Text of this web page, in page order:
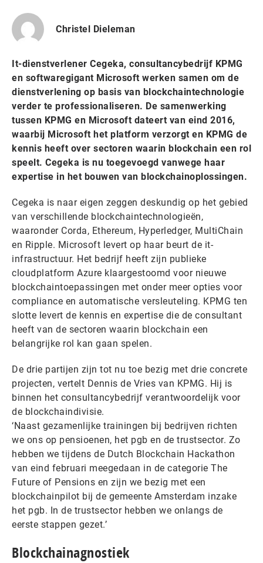
Christel Dieleman
It-dienstverlener Cegeka, consultancybedrijf KPMG
en softwaregigant Microsoft werken samen om de
dienstverlening op basis van blockchaintechnologie
verder te professionaliseren. De samenwerking
tussen KPMG en Microsoft dateert van eind 2016,
waarbij Microsoft het platform verzorgt en KPMG de
kennis heeft over sectoren waarin blockchain een rol
speelt. Cegeka is nu toegevoegd vanwege haar
expertise in het bouwen van blockchainoplossingen.
Cegeka is naar eigen zeggen deskundig op het gebied
van verschillende blockchaintechnologieën,
waaronder Corda, Ethereum, Hyperledger, MultiChain
en Ripple. Microsoft levert op haar beurt de it-
infrastructuur. Het bedrijf heeft zijn publieke
cloudplatform Azure klaargestoomd voor nieuwe
blockchaintoepassingen met onder meer opties voor
compliance en automatische versleuteling. KPMG ten
slotte levert de kennis en expertise die de consultant
heeft van de sectoren waarin blockchain een
belangrijke rol kan gaan spelen.
De drie partijen zijn tot nu toe bezig met drie concrete
projecten, vertelt Dennis de Vries van KPMG. Hij is
binnen het consultancybedrijf verantwoordelijk voor
de blockchaindivisie.
‘Naast gezamenlijke trainingen bij bedrijven richten
we ons op pensioenen, het pgb en de trustsector. Zo
hebben we tijdens de Dutch Blockchain Hackathon
van eind februari meegedaan in de categorie The
Future of Pensions en zijn we bezig met een
blockchainpilot bij de gemeente Amsterdam inzake
het pgb. In de trustsector hebben we onlangs de
eerste stappen gezet.’
Blockchainagnostiek